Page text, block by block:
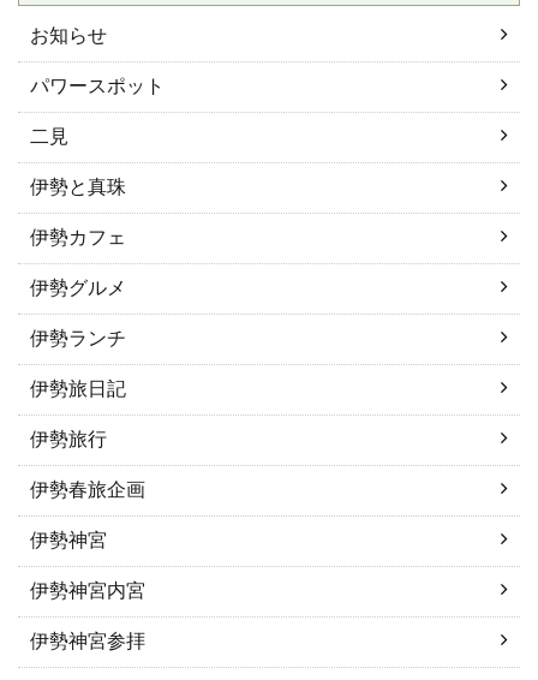
お知らせ
パワースポット
二見
伊勢と真珠
伊勢カフェ
伊勢グルメ
伊勢ランチ
伊勢旅日記
伊勢旅行
伊勢春旅企画
伊勢神宮
伊勢神宮内宮
伊勢神宮参拝